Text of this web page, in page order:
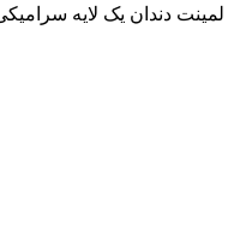
لمینت دندان یک لایه